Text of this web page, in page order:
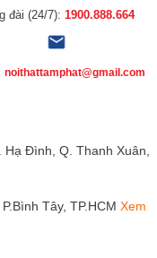
đài (24/7): 1900.888.664
noithattamphat@gmail.com
Hạ Đình, Q. Thanh Xuân,
Tây, TP.HCM Xem